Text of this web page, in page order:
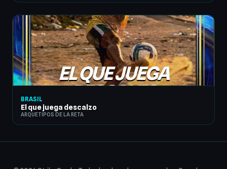
BRASIL
El que juega descalzo
ARQUETIPOS DE LA RETA